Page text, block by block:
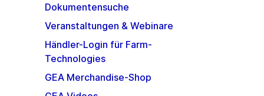
Dokumentensuche
Veranstaltungen & Webinare
Händler-Login für Farm-
Technologies
GEA Merchandise-Shop